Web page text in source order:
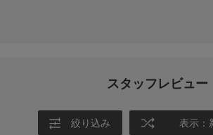
スタッフレビュー
絞り込み 表示：